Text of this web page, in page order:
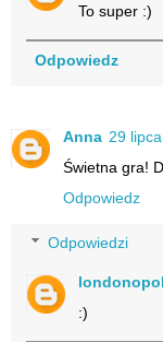
To super :)
Odpowiedz
Anna 29
Świetna gra!
Odpowiedz
Odpowiedzi
:)